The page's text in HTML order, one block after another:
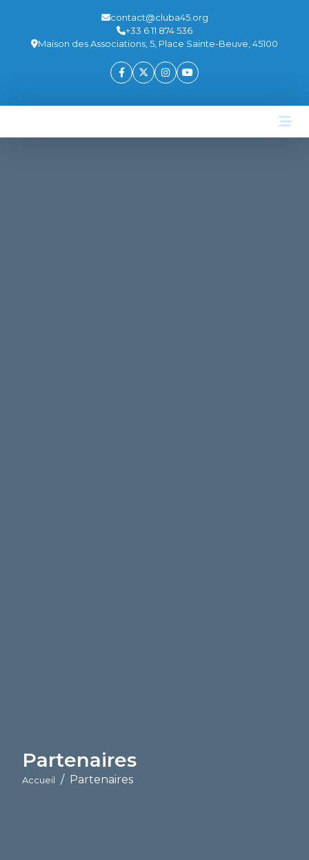
contact@cluba45.org
+33 6 11 874 536
Maison des Associations, 5, Place Sainte-Beuve, 45100
Partenaires
Accueil Partenaires